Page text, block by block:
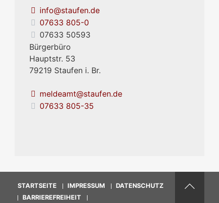
info@staufen.de
07633 805-0
07633 50593
Bürgerbüro
Hauptstr. 53
79219 Staufen i. Br.
meldeamt@staufen.de
07633 805-35
STARTSEITE IMPRESSUM
DATENSCHUTZ
BARRIEREFREIHEIT